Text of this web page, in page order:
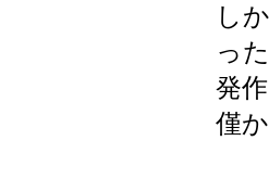
し
っ
発
僅